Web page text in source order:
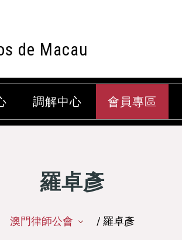
de Macau
調解中心 會員專區
羅卓彥
澳門律師公會 / 羅卓彥